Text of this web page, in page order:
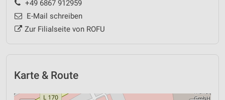
+49 6867 912959
E-Mail schreiben
Zur Filialseite von ROFU
Karte & Route